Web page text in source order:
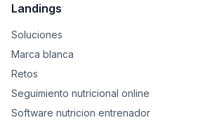
Landings
Soluciones
Marca blanca
Retos
Seguimiento nutricional online
Software nutricion entrenador